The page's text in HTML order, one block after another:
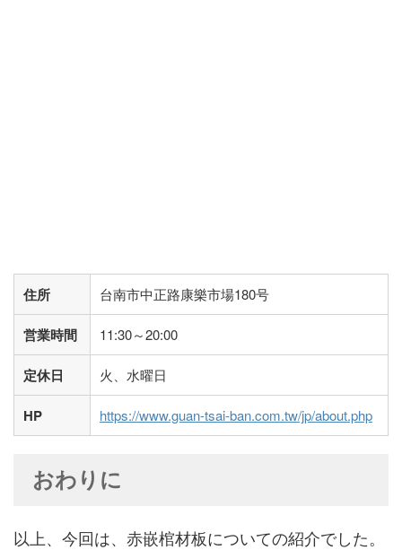
住所 台南市中正路康樂市場180号
営業時間 11:30～20:00
定休日 火、水曜日
HP https://www.guan-tsai-ban.com.tw/jp/about.php
おわりに
以上、今回は、赤嵌棺材板についての紹介でした。